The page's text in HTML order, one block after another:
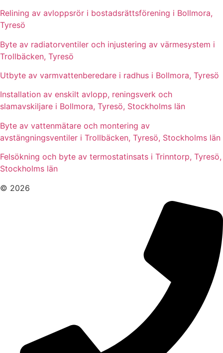
Relining av avloppsrör i bostadsrättsförening i Bollmora,
Tyresö
Byte av radiatorventiler och injustering av värmesystem i
Trollbäcken, Tyresö
Utbyte av varmvattenberedare i radhus i Bollmora, Tyresö
Installation av enskilt avlopp, reningsverk och
slamavskiljare i Bollmora, Tyresö, Stockholms län
Byte av vattenmätare och montering av
avstängningsventiler i Trollbäcken, Tyresö, Stockholms län
Felsökning och byte av termostatinsats i Trinntorp, Tyresö,
Stockholms län
© 2026